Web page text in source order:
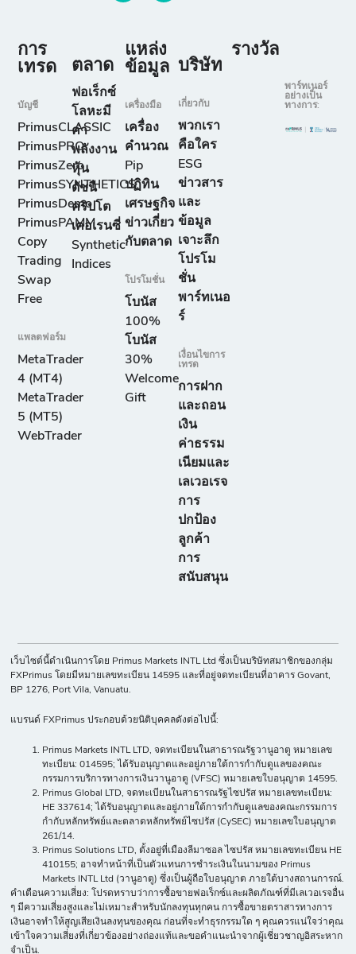
การ
เทรด
บัญชี
PrimusCLASSIC
PrimusPRO
PrimusZero
PrimusSYNTHETICS
PrimusDemo
PrimusPAMM
Copy
Trading
Swap
Free
แพลตฟอร์ม
MetaTrader
4 (MT4)
MetaTrader
5 (MT5)
WebTrader
ตลาด
ฟอเร็กซ์
โลหะมี
ค่า
พลังงาน
หุ้น
ดัชนี
คริปโต
เคอเรนซี่
Synthetic
Indices
แหล่ง
ข้อมูล
เครื่องมือ
เครื่อง
คำนวณ
Pip
ปฏิทิน
เศรษฐกิจ
ข่าวเกี่ยว
กับตลาด
โปรโมชั่น
โบนัส
100%
โบนัส
30%
Welcome
Gift
บริษัท
เกี่ยวกับ
พวกเรา
คือใคร
ESG
ข่าวสาร
และ
ข้อมูล
เจาะลึก
โปรโม
ชั่น
พาร์ทเนอ
ร์
เงื่อนไขการ
เทรด
การฝาก
และถอน
เงิน
ค่าธรรม
เนียมและ
เลเวอเรจ
การ
ปกป้อง
ลูกค้า
การ
สนับสนุน
รางวัล
พาร์ทเนอร์
อย่างเป็น
ทางการ:
เว็บไซต์นี้ดำเนินการโดย Primus Markets INTL Ltd ซึ่งเป็นบริษัทสมาชิกของกลุ่ม
FXPrimus โดยมีหมายเลขทะเบียน 14595 และที่อยู่จดทะเบียนที่อาคาร Govant,
BP 1276, Port Vila, Vanuatu.
แบรนด์ FXPrimus ประกอบด้วยนิติบุคคลดังต่อไปนี้:
Primus Markets INTL LTD, จดทะเบียนในสาธารณรัฐวานูอาตู หมายเลข
ทะเบียน: 014595; ได้รับอนุญาตและอยู่ภายใต้การกำกับดูแลของคณะ
กรรมการบริการทางการเงินวานูอาตู (VFSC) หมายเลขใบอนุญาต 14595.
Primus Global LTD, จดทะเบียนในสาธารณรัฐไซปรัส หมายเลขทะเบียน:
HE 337614; ได้รับอนุญาตและอยู่ภายใต้การกำกับดูแลของคณะกรรมการ
กำกับหลักทรัพย์และตลาดหลักทรัพย์ไซปรัส (CySEC) หมายเลขใบอนุญาต
261/14.
Primus Solutions LTD, ตั้งอยู่ที่เมืองลีมาซอล ไซปรัส หมายเลขทะเบียน HE
410155; อาจทำหน้าที่เป็นตัวแทนการชำระเงินในนามของ Primus
Markets INTL Ltd (วานูอาตู) ซึ่งเป็นผู้ถือใบอนุญาต ภายใต้บางสถานการณ์.
คำเตือนความเสี่ยง: โปรดทราบว่าการซื้อขายฟอเร็กซ์และผลิตภัณฑ์ที่มีเลเวอเรจอื่น
ๆ มีความเสี่ยงสูงและไม่เหมาะสำหรับนักลงทุนทุกคน การซื้อขายตราสารทางการ
เงินอาจทำให้สูญเสียเงินลงทุนของคุณ ก่อนที่จะทำธุรกรรมใด ๆ คุณควรแน่ใจว่าคุณ
เข้าใจความเสี่ยงที่เกี่ยวข้องอย่างถ่องแท้และขอคำแนะนำจากผู้เชี่ยวชาญอิสระหาก
จำเป็น.